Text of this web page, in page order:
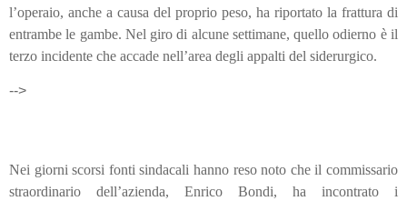
l’operaio, anche a causa del proprio peso, ha riportato la frattura di
entrambe le gambe. Nel giro di alcune settimane, quello odierno è il
terzo incidente che accade nell’area degli appalti del siderurgico.
-->
Nei giorni scorsi fonti sindacali hanno reso noto che il commissario
straordinario dell’azienda, Enrico Bondi, ha incontrato i